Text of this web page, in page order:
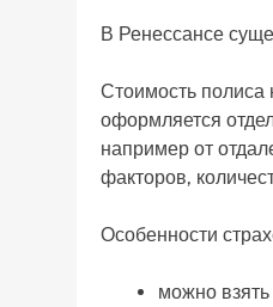
В Ренессансе
Стоимость полиса
оформляется
например от
факторов,
Особенности
можно